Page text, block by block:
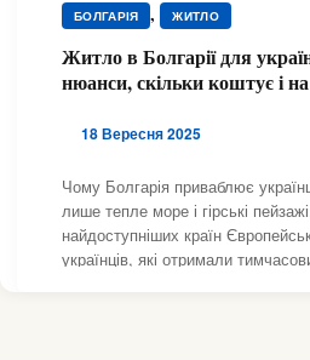
БОЛГАРІЯ , ЖИТЛО
Житло в Болгарії для
нюанси, скільки коштує і
18 Вересня 2025
Чому Болгарія приваблює
лише тепле море і гірські
найдоступніших країн
українців, які отримали